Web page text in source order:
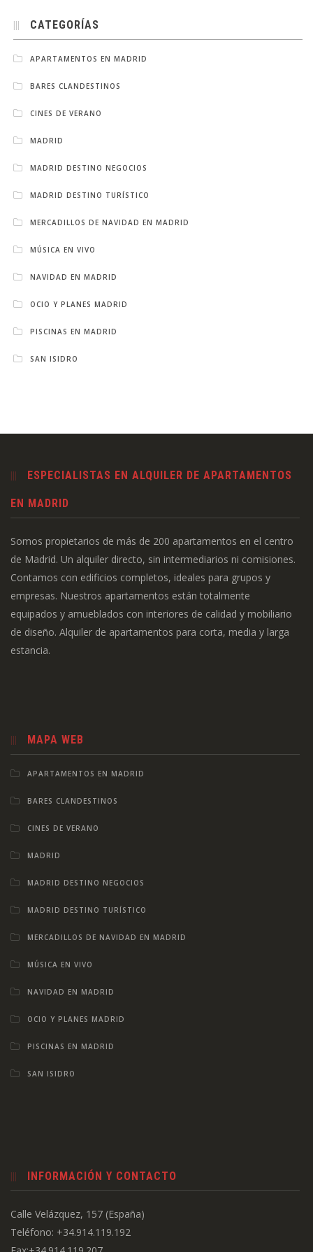
CATEGORÍAS
APARTAMENTOS EN MADRID
BARES CLANDESTINOS
CINES DE VERANO
MADRID
MADRID DESTINO NEGOCIOS
MADRID DESTINO TURÍSTICO
MERCADILLOS DE NAVIDAD EN MADRID
MÚSICA EN VIVO
NAVIDAD EN MADRID
OCIO Y PLANES MADRID
PISCINAS EN MADRID
SAN ISIDRO
ESPECIALISTAS EN ALQUILER DE APARTAMENTOS
EN MADRID
Somos propietarios de más de 200 apartamentos en el centro
de Madrid. Un alquiler directo, sin intermediarios ni comisiones.
Contamos con edificios completos, ideales para grupos y
empresas. Nuestros apartamentos están totalmente
equipados y amueblados con interiores de calidad y mobiliario
de diseño. Alquiler de apartamentos para corta, media y larga
estancia.
MAPA WEB
APARTAMENTOS EN MADRID
BARES CLANDESTINOS
CINES DE VERANO
MADRID
MADRID DESTINO NEGOCIOS
MADRID DESTINO TURÍSTICO
MERCADILLOS DE NAVIDAD EN MADRID
MÚSICA EN VIVO
NAVIDAD EN MADRID
OCIO Y PLANES MADRID
PISCINAS EN MADRID
SAN ISIDRO
INFORMACIÓN Y CONTACTO
Calle Velázquez, 157 (España)
Teléfono: +34.914.119.192